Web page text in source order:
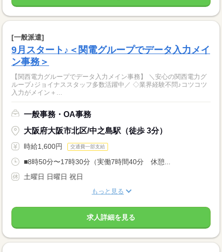
[一般派遣]
9月スタート♪＜関電グループでデータ入力メイ
ン事務＞
【関西電力グループでデータ入力メイン事務】 ＼安心の関西電力グ
ループ♪ジョイナススタッフ多数活躍中／ ◇業界経験不問♪コツコツ
入力がメイン＋...
一般事務・OA事務
大阪府大阪市北区/中之島駅（徒歩 3分）
時給1,600円 交通費一部支給
■8時50分〜17時30分（実働7時間40分 休憩...
土曜日 日曜日 祝日
もっと見る
求人詳細を見る